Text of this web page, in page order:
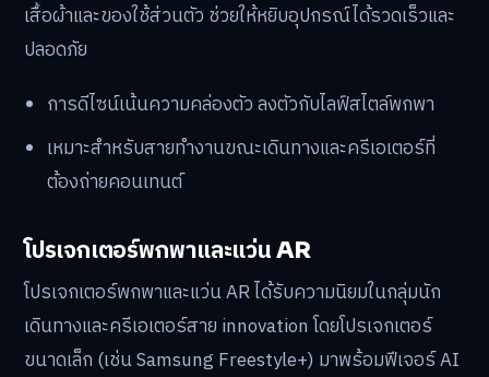
เสื้อผ้าและของใช้ส่วนตัว ช่วยให้หยิบอุปกรณ์ได้รวดเร็วและ
ปลอดภัย
การดีไซน์เน้นความคล่องตัว ลงตัวกับไลฟ์สไตล์พกพา
เหมาะสำหรับสายทำงานขณะเดินทางและครีเอเตอร์ที่
ต้องถ่ายคอนเทนต์
โปรเจกเตอร์พกพาและแว่น AR
โปรเจกเตอร์พกพาและแว่น AR ได้รับความนิยมในกลุ่มนัก
เดินทางและครีเอเตอร์สาย innovation โดยโปรเจกเตอร์
ขนาดเล็ก (เช่น Samsung Freestyle+) มาพร้อมฟีเจอร์ AI